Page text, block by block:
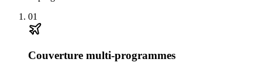
01
Couverture multi-programmes